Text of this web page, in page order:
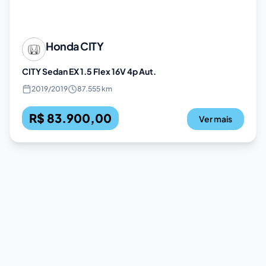
HondaCITY
CITY Sedan EX 1.5 Flex 16V 4p Aut.
2019/2019 87.555 km
R$ 83.900,00 Ver mais